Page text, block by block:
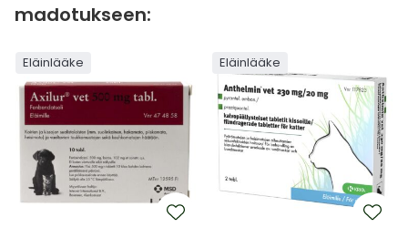
madotukseen:
Eläinlääke Eläinlääke